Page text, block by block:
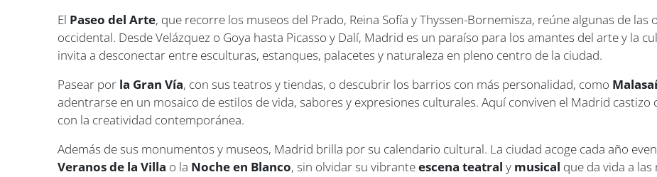
El Paseo del Arte, que recorre los museos del Prado, Reina Sofía y Thyssen-Bornemisza, reúne algunas de
occidental. Desde Velázquez o Goya hasta Picasso y Dalí, Madrid es un paraíso para los amantes del arte y la
invita a desconectar entre esculturas, estanques, palacetes y naturaleza en pleno centro de la ciudad.
Pasear por la Gran Vía, con sus teatros y tiendas, o descubrir los barrios con más personalidad, como
adentrarse en un mosaico de estilos de vida, sabores y expresiones culturales. Aquí conviven el Madrid
con la creatividad contemporánea.
Además de sus monumentos y museos, Madrid brilla por su calendario cultural. La ciudad acoge cada año
Veranos de la Villa o la Noche en Blanco, sin olvidar su vibranteescena teatral y musical que da vida a